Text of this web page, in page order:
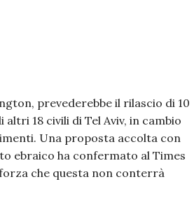
prevederebbe il rilascio di 10
18 civili di Tel Aviv, in cambio
Una proposta accolta con
ebraico ha confermato al Times
che questa non conterrà